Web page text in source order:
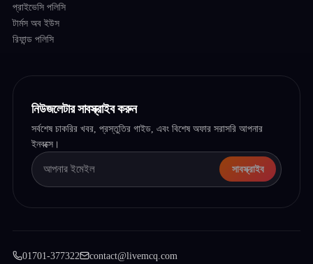
প্রাইভেসি পলিসি
টার্মস অব ইউস
রিফান্ড পলিসি
নিউজলেটার সাবস্ক্রাইব করুন
সর্বশেষ চাকরির খবর, প্রস্তুতির গাইড, এবং বিশেষ অফার সরাসরি আপনার
ইনবক্সে।
সাবস্ক্রাইব
01701-377322 contact@livemcq.com